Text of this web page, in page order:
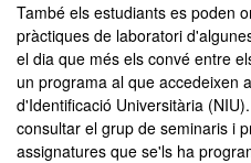
També els estudiants es poden
pràctiques de laboratori
el dia que més els convé entre
un programa al que accedeixen
d'Identificació Universitària
consultar el grup de seminaris i
assignatures que se'ls ha